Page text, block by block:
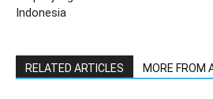
Indonesia
RELATED ARTICLES MORE FROM